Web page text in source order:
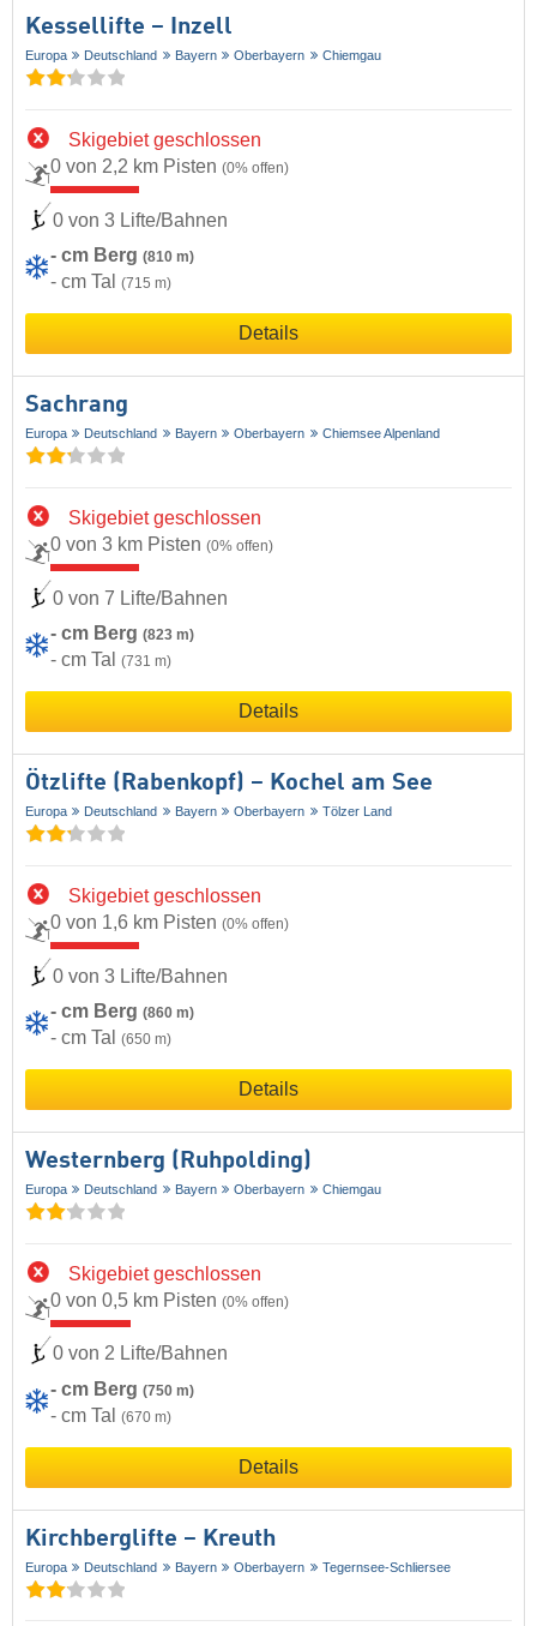
Kessellifte – Inzell
Europa Deutschland Bayern Oberbayern Chiemgau
Skigebiet geschlossen
0 von 2,2 km Pisten (0% offen)
0 von 3 Lifte/Bahnen
- cm Berg (810 m)
- cm Tal (715 m)
Details
Sachrang
Europa Deutschland Bayern Oberbayern Chiemsee Alpenland
Skigebiet geschlossen
0 von 3 km Pisten (0% offen)
0 von 7 Lifte/Bahnen
- cm Berg (823 m)
- cm Tal (731 m)
Details
Ötzlifte (Rabenkopf) – Kochel am See
Europa Deutschland Bayern Oberbayern Tölzer Land
Skigebiet geschlossen
0 von 1,6 km Pisten (0% offen)
0 von 3 Lifte/Bahnen
- cm Berg (860 m)
- cm Tal (650 m)
Details
Westernberg (Ruhpolding)
Europa Deutschland Bayern Oberbayern Chiemgau
Skigebiet geschlossen
0 von 0,5 km Pisten (0% offen)
0 von 2 Lifte/Bahnen
- cm Berg (750 m)
- cm Tal (670 m)
Details
Kirchberglifte – Kreuth
Europa Deutschland Bayern Oberbayern Tegernsee-Schliersee